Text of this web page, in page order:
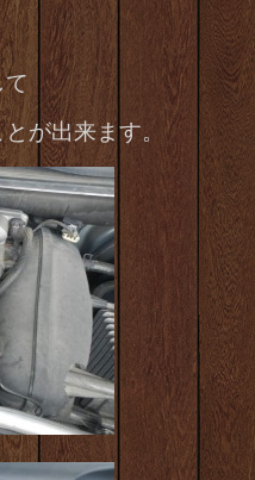
が出来ます。